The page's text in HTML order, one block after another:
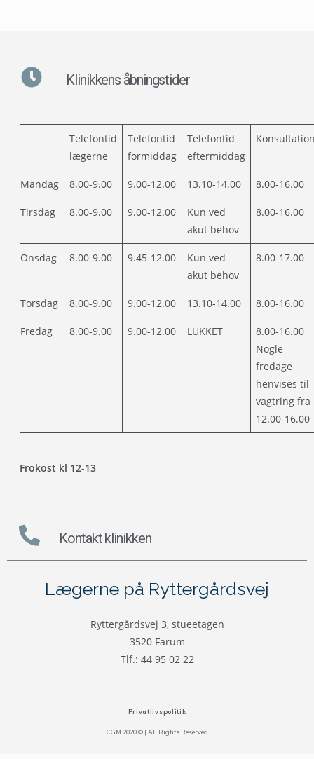
Klinikkens åbningstider
Telefontid
lægerne
Telefontid
formiddag
Telefontid
eftermiddag
Mandag 8.00-9.00 9.00-12.00 13.10-14.00 8.00-16.00
Tirsdag 8.00-9.00 9.00-12.00
Kun ved
akut behov
8.00-16.00
Onsdag 8.00-9.00 9.45-12.00
Kun ved
akut behov
8.00-17.00
Torsdag 8.00-9.00 9.00-12.00 13.10-14.00 8.00-16.00
Fredag 8.00-9.00 9.00-12.00 LUKKET
8.00-16.00
Nogle
fredage
henvises til
vagtring fra
12.00-16.00
Frokost kl 12-13
Kontakt klinikken
Lægerne på Ryttergårdsvej
Ryttergårdsvej 3, stueetagen
3520 Farum
Tlf.: 44 95 02 22
Privatlivspolitik
CGM 2020 ©​ | All Rights Reserved